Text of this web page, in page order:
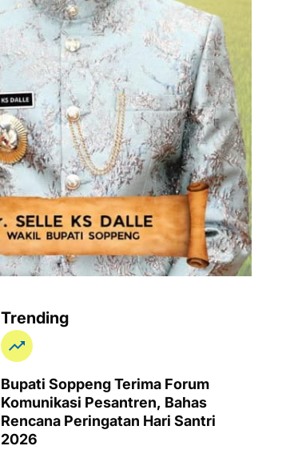
Trending
Bupati Soppeng Terima Forum
Komunikasi Pesantren, Bahas
Rencana Peringatan Hari Santri
2026